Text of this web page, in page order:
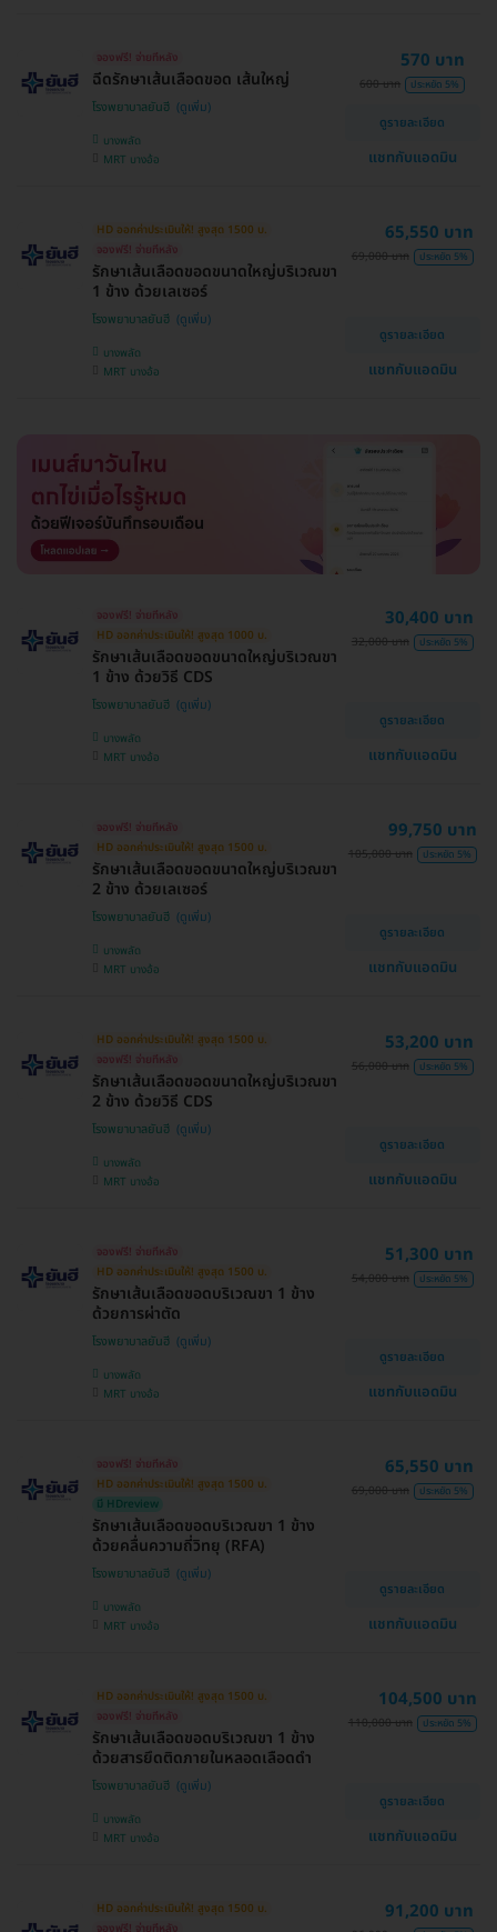
จองฟรี! จ่ายทีหลัง
ฉีดรักษาเส้นเลือดขอด เส้นใหญ่
โรงพยาบาลยันฮี
บางพลัด
MRT บางอ้อ
570 บาท
600 บาท ประหยัด 5%
ดูรายละเอียด
แชทกับแอดมิน
HD ออกค่าประเมินให้! สูงสุด 1500 บ.
จองฟรี! จ่ายทีหลัง
รักษาเส้นเลือดขอดขนาดใหญ่บริเวณขา
1 ข้าง ด้วยเลเซอร์
โรงพยาบาลยันฮี
บางพลัด
MRT บางอ้อ
65,550 บาท
69,000 บาท ประหยัด 5%
ดูรายละเอียด
แชทกับแอดมิน
จองฟรี! จ่ายทีหลัง
HD ออกค่าประเมินให้! สูงสุด 1000 บ.
รักษาเส้นเลือดขอดขนาดใหญ่บริเวณขา
1 ข้าง ด้วยวิธี CDS
โรงพยาบาลยันฮี
บางพลัด
MRT บางอ้อ
30,400 บาท
32,000 บาท ประหยัด 5%
ดูรายละเอียด
แชทกับแอดมิน
จองฟรี! จ่ายทีหลัง
HD ออกค่าประเมินให้! สูงสุด 1500 บ.
รักษาเส้นเลือดขอดขนาดใหญ่บริเวณขา
2 ข้าง ด้วยเลเซอร์
โรงพยาบาลยันฮี
บางพลัด
MRT บางอ้อ
99,750 บาท
105,000 บาท ประหยัด 5%
ดูรายละเอียด
แชทกับแอดมิน
HD ออกค่าประเมินให้! สูงสุด 1500 บ.
จองฟรี! จ่ายทีหลัง
รักษาเส้นเลือดขอดขนาดใหญ่บริเวณขา
2 ข้าง ด้วยวิธี CDS
โรงพยาบาลยันฮี
บางพลัด
MRT บางอ้อ
53,200 บาท
56,000 บาท ประหยัด 5%
ดูรายละเอียด
แชทกับแอดมิน
จองฟรี! จ่ายทีหลัง
HD ออกค่าประเมินให้! สูงสุด 1500 บ.
รักษาเส้นเลือดขอดบริเวณขา 1 ข้าง
ด้วยการผ่าตัด
โรงพยาบาลยันฮี
บางพลัด
MRT บางอ้อ
51,300 บาท
54,000 บาท ประหยัด 5%
ดูรายละเอียด
แชทกับแอดมิน
จองฟรี! จ่ายทีหลัง
HD ออกค่าประเมินให้! สูงสุด 1500 บ.
มี HDreview
รักษาเส้นเลือดขอดบริเวณขา 1 ข้าง
ด้วยคลื่นความถี่วิทยุ (RFA)
โรงพยาบาลยันฮี
บางพลัด
MRT บางอ้อ
65,550 บาท
69,000 บาท ประหยัด 5%
ดูรายละเอียด
แชทกับแอดมิน
HD ออกค่าประเมินให้! สูงสุด 1500 บ.
จองฟรี! จ่ายทีหลัง
รักษาเส้นเลือดขอดบริเวณขา 1 ข้าง
ด้วยสารยึดติดภายในหลอดเลือดดำ
โรงพยาบาลยันฮี
บางพลัด
MRT บางอ้อ
104,500 บาท
110,000 บาท ประหยัด 5%
ดูรายละเอียด
แชทกับแอดมิน
HD ออกค่าประเมินให้! สูงสุด 1500 บ.
91,200 บาท